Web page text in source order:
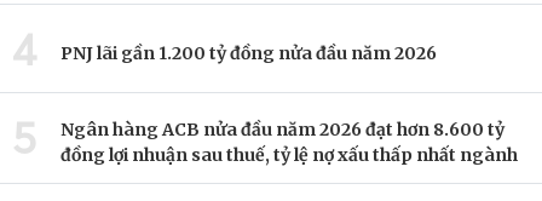
4 PNJ lãi gần 1.200 tỷ đồng nửa đầu năm 2026
5
Ngân hàng ACB nửa đầu năm 2026 đạt hơn 8.600 tỷ
đồng lợi nhuận sau thuế, tỷ lệ nợ xấu thấp nhất ngành